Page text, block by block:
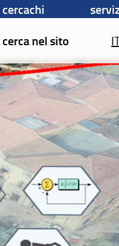
cercachi
cerca nel sito